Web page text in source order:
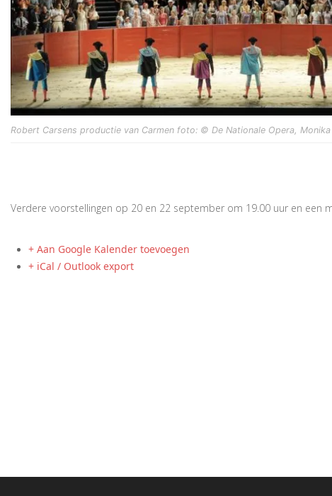
Robert Carsens productie van Carmen foto: © De Nationale Opera,
Verdere voorstellingen op 20 en 22 september om 19.00 uur en een
+ Aan Google Kalender toevoegen
+ iCal / Outlook export